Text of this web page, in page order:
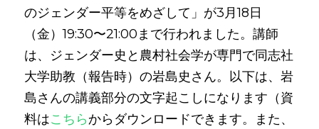
のジェンダー平等をめざして」が3月18日
（金）19:30〜21:00まで行われました。講師
は、ジェンダー史と農村社会学が専門で同志社
大学助教（報告時）の岩島史さん。以下は、岩
島さんの講義部分の文字起こしになります（資
料はこちらからダウンロードできます。また、